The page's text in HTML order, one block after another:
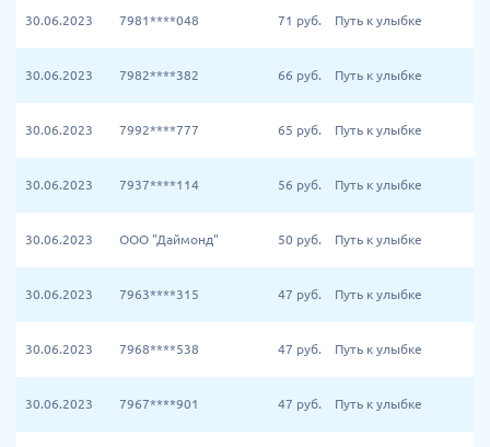
30.06.2023 7981****048 71 руб. Путь к улыбке
30.06.2023 7982****382 66 руб. Путь к улыбке
30.06.2023 7992****777 65 руб. Путь к улыбке
30.06.2023 7937****114 56 руб. Путь к улыбке
30.06.2023 ООО "Даймонд" 50 руб. Путь к улыбке
30.06.2023 7963****315 47 руб. Путь к улыбке
30.06.2023 7968****538 47 руб. Путь к улыбке
30.06.2023 7967****901 47 руб. Путь к улыбке